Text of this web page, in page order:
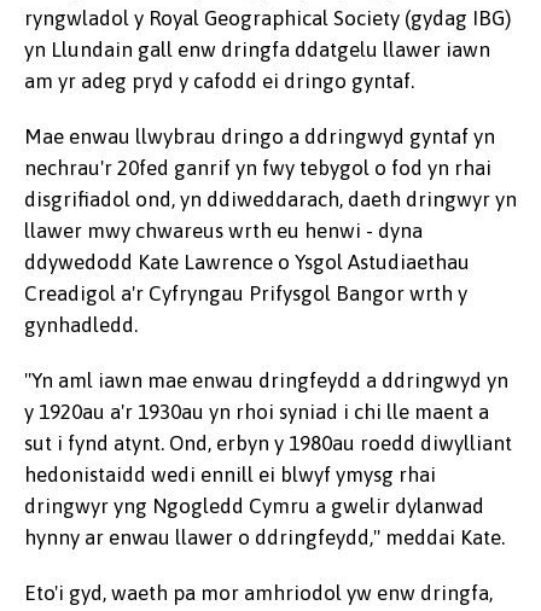
ryngwladol y Royal Geographical Society (gydag IBG)
yn Llundain gall enw dringfa ddatgelu llawer iawn
am yr adeg pryd y cafodd ei dringo gyntaf.
Mae enwau llwybrau dringo a ddringwyd gyntaf yn
nechrau'r 20fed ganrif yn fwy tebygol o fod yn rhai
disgrifiadol ond, yn ddiweddarach, daeth dringwyr yn
llawer mwy chwareus wrth eu henwi - dyna
ddywedodd Kate Lawrence o Ysgol Astudiaethau
Creadigol a'r Cyfryngau Prifysgol Bangor wrth y
gynhadledd.
"Yn aml iawn mae enwau dringfeydd a ddringwyd yn
y 1920au a'r 1930au yn rhoi syniad i chi lle maent a
sut i fynd atynt. Ond, erbyn y 1980au roedd diwylliant
hedonistaidd wedi ennill ei blwyf ymysg rhai
dringwyr yng Ngogledd Cymru a gwelir dylanwad
hynny ar enwau llawer o ddringfeydd," meddai Kate.
Eto'i gyd, waeth pa mor amhriodol yw enw dringfa,